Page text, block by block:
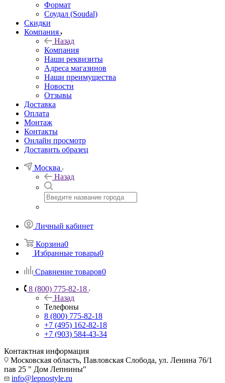
Формат
Соудал (Soudal)
Скидки
Компания
Назад
Компания
Наши реквизиты
Адреса магазинов
Наши преимущества
Новости
Отзывы
Доставка
Оплата
Монтаж
Контакты
Онлайн просмотр
Доставить образец
Москва
Назад
Личный кабинет
Корзина0
Избранные товары0
Сравнение товаров0
8 (800) 775-82-18
Назад
Телефоны
8 (800) 775-82-18
+7 (495) 162-82-18
+7 (903) 584-43-34
Контактная информация
Московская область, Павловская Слобода, ул. Ленина 76/1
пав 25 " Дом Лепнины"
info@lepnostyle.ru